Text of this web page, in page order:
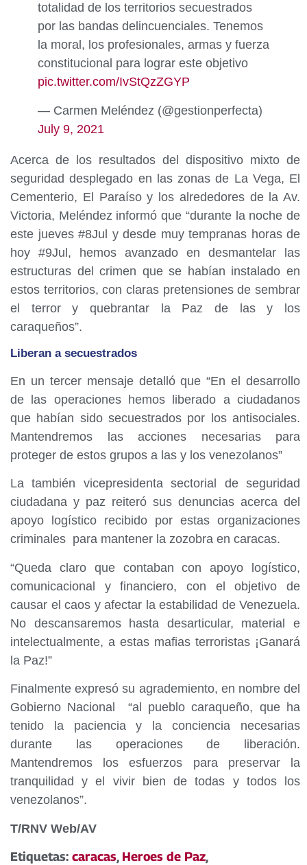
totalidad de los territorios secuestrados
por las bandas delincuenciales. Tenemos
la moral, los profesionales, armas y fuerza
constitucional para lograr este objetivo
pic.twitter.com/IvStQzZGYP
— Carmen Meléndez (@gestionperfecta)
July 9, 2021
Acerca de los resultados del dispositivo mixto de
seguridad desplegado en las zonas de La Vega, El
Cementerio, El Paraíso y los alrededores de la Av.
Victoria, Meléndez informó que “durante la noche de
este jueves #8Jul y desde muy tempranas horas de
hoy #9Jul, hemos avanzado en desmantelar las
estructuras del crimen que se habían instalado en
estos territorios, con claras pretensiones de sembrar
el terror y quebrantar la Paz de las y los
caraqueños”.
Liberan a secuestrados
En un tercer mensaje detalló que “En el desarrollo
de las operaciones hemos liberado a ciudadanos
que habían sido secuestrados por los antisociales.
Mantendremos las acciones necesarias para
proteger de estos grupos a las y los venezolanos”
La también vicepresidenta sectorial de seguridad
ciudadana y paz reiteró sus denuncias acerca del
apoyo logístico recibido por estas organizaciones
criminales para mantener la zozobra en caracas.
“Queda claro que contaban con apoyo logístico,
comunicacional y financiero, con el objetivo de
causar el caos y afectar la estabilidad de Venezuela.
No descansaremos hasta desarticular, material e
intelectualmente, a estas mafias terroristas ¡Ganará
la Paz!”
Finalmente expresó su agrademiento, en nombre del
Gobierno Nacional “al pueblo caraqueño, que ha
tenido la paciencia y la conciencia necesarias
durante las operaciones de liberación.
Mantendremos los esfuerzos para preservar la
tranquilidad y el vivir bien de todas y todos los
venezolanos”.
T/RNV Web/AV
Etiquetas: caracas, Heroes de Paz,